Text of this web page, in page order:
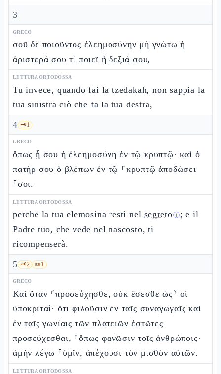
3
GRECO
σοῦ δὲ ποιοῦντος ἐλεημοσύνην μὴ γνώτω ἡ
ἀριστερά σου τί ποιεῖ ἡ δεξιά σου,
LETTURA ORTODOSSA
Tu invece, quando fai la tzedakah, non sappia la
tua sinistra ciò che fa la tua destra,
4 🗝️1
GRECO
ὅπως ᾖ σου ἡ ἐλεημοσύνη ἐν τῷ κρυπτῷ· καὶ ὁ
πατήρ σου ὁ βλέπων ἐν τῷ ⸀κρυπτῷ ἀποδώσει
⸀σοι.
LETTURA ORTODOSSA
perché la tua elemosina resti nelsegretoⓘ; e il
Padre tuo, che vede nel nascosto, ti
ricompenserà.
5 🗝️2 📜1
GRECO
Καὶ ὅταν ⸂προσεύχησθε, οὐκ ἔσεσθε ὡς⸃ οἱ
ὑποκριταί· ὅτι φιλοῦσιν ἐν ταῖς συναγωγαῖς καὶ
ἐν ταῖς γωνίαις τῶν πλατειῶν ἑστῶτες
προσεύχεσθαι, ⸀ὅπως φανῶσιν τοῖς ἀνθρώποις·
ἀμὴν λέγω ⸀ὑμῖν, ἀπέχουσι τὸν μισθὸν αὐτῶν.
LETTURA ORTODOSSA